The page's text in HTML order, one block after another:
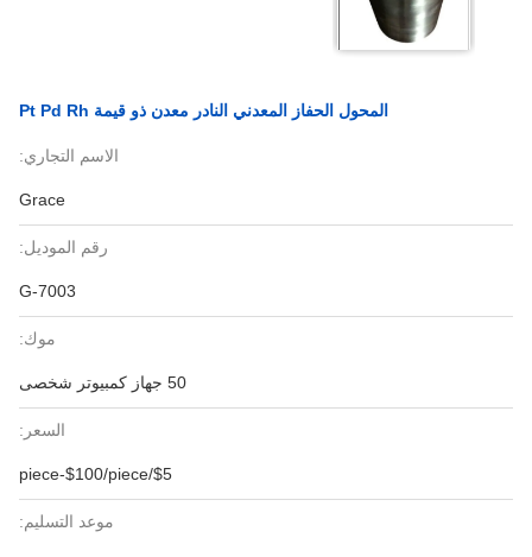
المحول الحفاز المعدني النادر معدن ذو قيمة Pt Pd Rh
الاسم التجاري:
Grace
رقم الموديل:
G-7003
موك:
50 جهاز كمبيوتر شخصى
السعر:
$5/piece-$100/piece
موعد التسليم: